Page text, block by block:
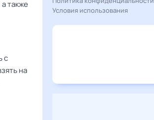
также
с
на
Условия использования